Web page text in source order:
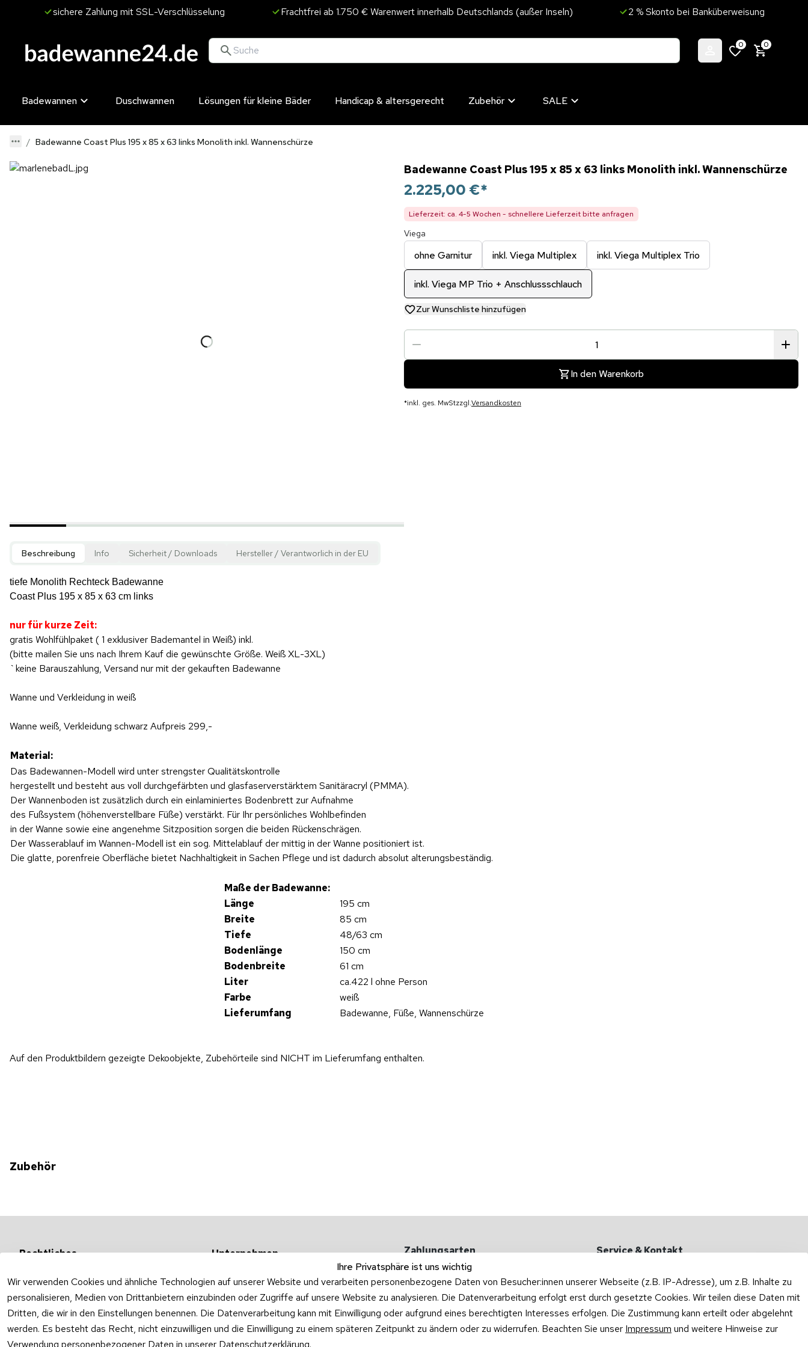
sichere Zahlung mit SSL-Verschlüsselung Frachtfrei ab 1.750 € Warenwert innerhalb Deutschlands (außer Inseln) 2 % Skonto bei Banküberweisung
0 0
Badewannen Duschwannen Lösungen für kleine Bäder Handicap & altersgerecht Zubehör SALE
Badewanne Coast Plus 195 x 85 x 63 links Monolith inkl. Wannenschürze
Badewanne Coast Plus 195 x 85 x 63 links Monolith inkl. Wannenschürze
2.225,00 €*
Lieferzeit: ca. 4-5 Wochen - schnellere Lieferzeit bitte anfragen
Viega
ohne Garnitur inkl. Viega Multiplex inkl. Viega Multiplex Trio
inkl. Viega MP Trio + Anschlussschlauch
Zur Wunschliste hinzufügen
In den Warenkorb
*inkl. ges. MwStzzgl.Versandkosten
Beschreibung Info Sicherheit / Downloads Hersteller / Verantworlich in der EU
tiefe Monolith Rechteck Badewanne
Coast Plus 195 x 85 x 63 cm links
nur für kurze Zeit:
gratis Wohlfühlpaket ( 1 exklusiver Bademantel in Weiß) inkl.
(bitte mailen Sie uns nach Ihrem Kauf die gewünschte Größe. Weiß XL-3XL)
`keine Barauszahlung, Versand nur mit der gekauften Badewanne
Wanne und Verkleidung in weiß
Wanne weiß, Verkleidung schwarz Aufpreis 299,-
Material:
Das Badewannen-Modell wird unter strengster Qualitätskontrolle
hergestellt und besteht aus voll durchgefärbten und glasfaserverstärktem Sanitäracryl (PMMA).
Der Wannenboden ist zusätzlich durch ein einlaminiertes Bodenbrett zur Aufnahme
des Fußsystem (höhenverstellbare Füße) verstärkt. Für Ihr persönliches Wohlbefinden
in der Wanne sowie eine angenehme Sitzposition sorgen die beiden Rückenschrägen.
Der Wasserablauf im Wannen-Modell ist ein sog. Mittelablauf der mittig in der Wanne positioniert ist.
Die glatte, porenfreie Oberfläche bietet Nachhaltigkeit in Sachen Pflege und ist dadurch absolut alterungsbeständig.
Maße der Badewanne:
Länge
195 cm
Breite
85 cm
Tiefe
48/63 cm
Bodenlänge
150 cm
Bodenbreite
61 cm
Liter
ca.422 l ohne Person
Farbe
weiß
Lieferumfang
Badewanne, Füße, Wannenschürze
Auf den Produktbildern gezeigte Dekoobjekte, Zubehörteile sind NICHT im Lieferumfang enthalten.
Zubehör
Ihre Privatsphäre ist uns wichtig
Wir verwenden Cookies und ähnliche Technologien auf unserer Website und verarbeiten personenbezogene Daten von Besucher:innen unserer Webseite (z.B. IP-Adresse), um z.B. Inhalte zu
personalisieren, Medien von Drittanbietern einzubinden oder Zugriffe auf unsere Website zu analysieren. Die Datenverarbeitung erfolgt erst durch gesetzte Cookies. Wir teilen diese Daten mit
Dritten, die wir in den Einstellungen benennen. Die Datenverarbeitung kann mit Einwilligung oder aufgrund eines berechtigten Interesses erfolgen. Die Zustimmung kann erteilt oder abgelehnt
werden. Es besteht das Recht, nicht einzuwilligen und die Einwilligung zu einem späteren Zeitpunkt zu ändern oder zu widerrufen. Beachten Sie unser Impressum und weitere Hinweise zur
Verwendung personenbezogener Daten in unserer Datenschutzerklärung.
Rechtliches
Impressum
Datenschutzerklärung
Widerrufsrecht
Unternehmen
Unternehmen
Ab- und Überlaufgarnituren
Zahlungsarten
Service & Kontakt
Zum Kontaktformular
Rufen Sie uns an oder schreiben Sie
per WhatsApp: